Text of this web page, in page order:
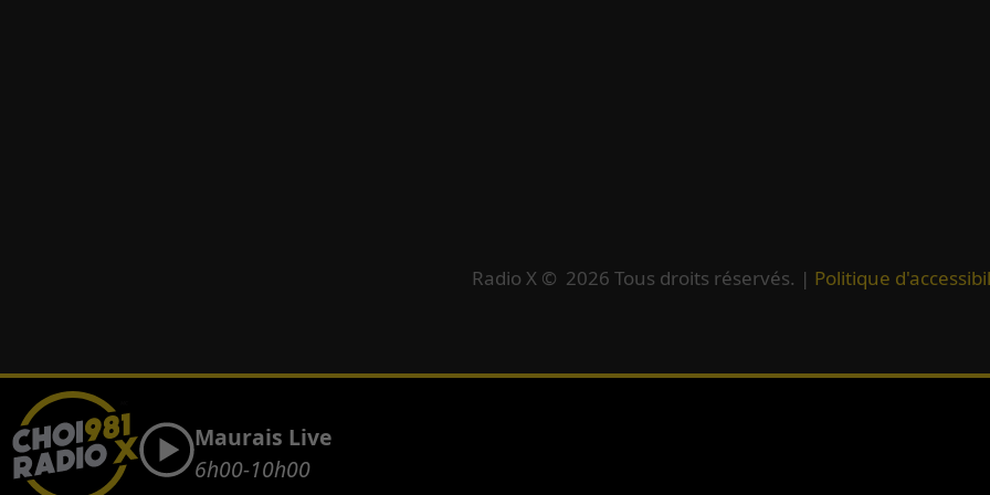
Radio X © 2026 Tous droits réservés. | Politique
Maurais Live
6h00-10h00